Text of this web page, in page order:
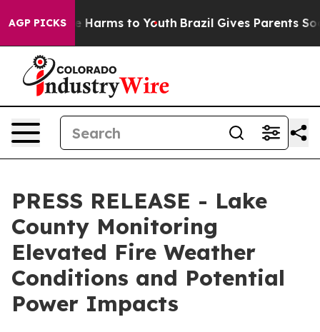
AGP PICKS
Abate Harms to Youth Brazil Gives Parents Social
PRESS RELEASE - Lake
County Monitoring
Elevated Fire Weather
Conditions and Potential
Power Impacts